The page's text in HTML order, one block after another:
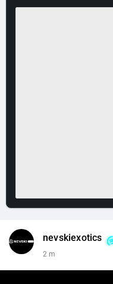
nevskiexotics
2 m